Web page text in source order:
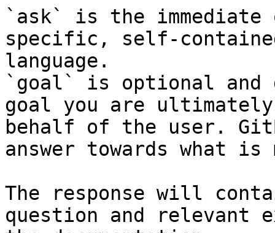
`ask` is the
specific, self-
language.
`goal` is optional and
goal you are
behalf of the user.
answer towards what
The response will
question and relevant